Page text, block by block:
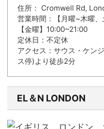
住所： Cromwell Rd,
営業時間：【月曜~木曜
【金曜】10:00~21:00
定休日：不定休
アクセス：サウス・ケン
ス停)より徒歩2分
EL＆N LONDON